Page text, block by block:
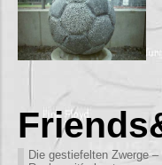
Die gestiefelten Zwerge –